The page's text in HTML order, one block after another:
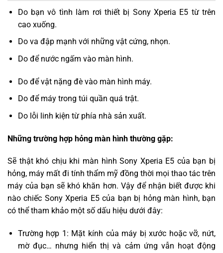
Do bạn vô tình làm rơi thiết bị Sony Xperia E5 từ trên
cao xuống.
Do va đập mạnh với những vật cứng, nhọn.
Do để nước ngấm vào màn hình.
Do để vật nặng đè vào màn hình máy.
Do để máy trong túi quần quá trật.
Do lỗi linh kiện từ phía nhà sản xuất.
Những trường hợp hỏng màn hình thường gặp:
Sẽ thật khó chịu khi màn hình Sony Xperia E5 của bạn bị
hỏng, máy mất đi tính thẩm mỹ đồng thời mọi thao tác trên
máy của bạn sẽ khó khăn hơn. Vậy để nhận biết được khi
nào chiếc Sony Xperia E5 của bạn bị hỏng màn hình, bạn
có thể tham khảo một số dấu hiệu dưới đây:
Trường hợp 1: Mặt kính của máy bị xước hoặc vỡ, nứt,
mờ đục… nhưng hiển thị và cảm ứng vẫn hoạt động